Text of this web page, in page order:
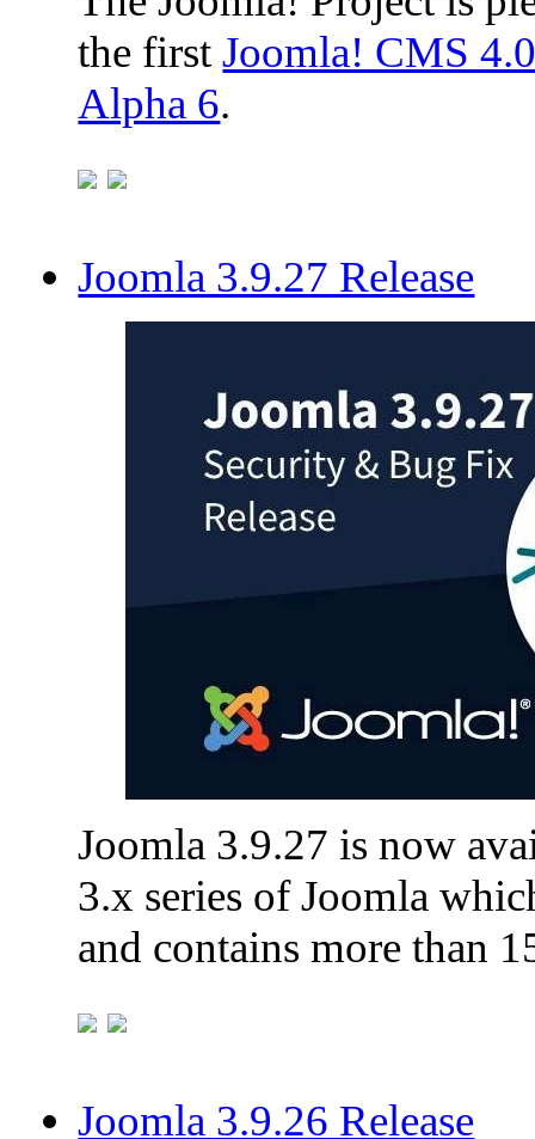
the firstJoomla! CMS
Alpha 6.
Joomla 3.9.27 Release
Joomla 3.9.27 is now
3.x series of Joomla
and contains more than
Joomla 3.9.26 Release